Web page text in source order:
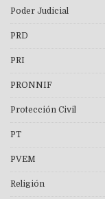
Poder Judicial
PRD
PRI
PRONNIF
Protección Civil
PT
PVEM
Religión